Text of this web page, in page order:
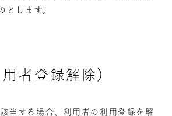
とします。
者登録解除）
当する場合、利用者の利用登録を解